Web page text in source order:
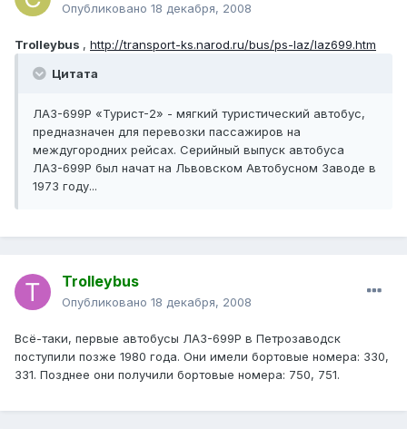
Опубликовано 18 декабря, 2008
Trolleybus , http://transport-ks.narod.ru/bus/ps-laz/laz699.htm
Цитата
ЛАЗ-699Р «Турист-2» - мягкий туристический автобус,
предназначен для перевозки пассажиров на
междугородних рейсах. Серийный выпуск автобуса
ЛАЗ-699Р был начат на Львовском Автобусном Заводе в
1973 году...
Trolleybus
Опубликовано 18 декабря, 2008
Всё-таки, первые автобусы ЛАЗ-699Р в Петрозаводск
поступили позже 1980 года. Они имели бортовые номера: 330,
331. Позднее они получили бортовые номера: 750, 751.